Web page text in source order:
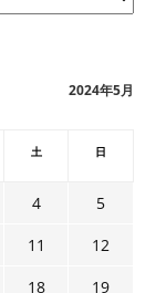
2024年5月
土 日
4
5
11
12
18
19